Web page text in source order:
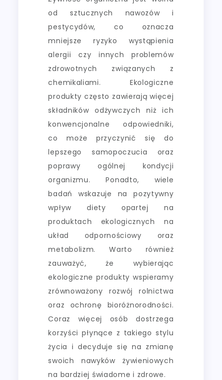
od sztucznych nawozów i
pestycydów, co oznacza
mniejsze ryzyko wystąpienia
alergii czy innych problemów
zdrowotnych związanych z
chemikaliami. Ekologiczne
produkty często zawierają więcej
składników odżywczych niż ich
konwencjonalne odpowiedniki,
co może przyczynić się do
lepszego samopoczucia oraz
poprawy ogólnej kondycji
organizmu. Ponadto, wiele
badań wskazuje na pozytywny
wpływ diety opartej na
produktach ekologicznych na
układ odpornościowy oraz
metabolizm. Warto również
zauważyć, że wybierając
ekologiczne produkty wspieramy
zrównoważony rozwój rolnictwa
oraz ochronę bioróżnorodności.
Coraz więcej osób dostrzega
korzyści płynące z takiego stylu
życia i decyduje się na zmianę
swoich nawyków żywieniowych
na bardziej świadome i zdrowe.